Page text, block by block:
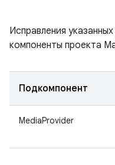
Исправления
компоненты проекта
Подкомпонент
MediaProvider